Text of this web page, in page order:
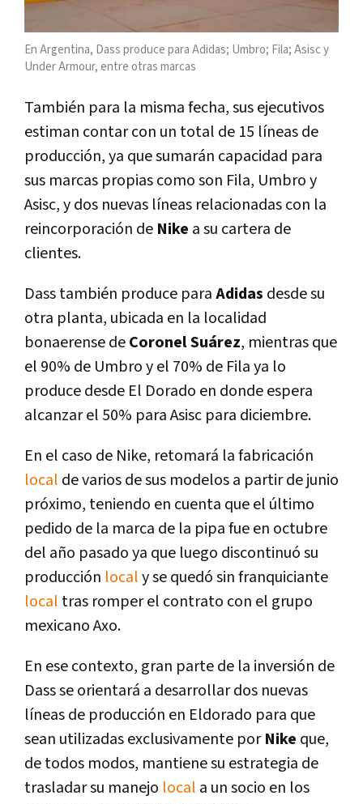
En Argentina, Dass produce para Adidas; Umbro; Fila; Asisc y
Under Armour, entre otras marcas
También para la misma fecha, sus ejecutivos
estiman contar con un total de 15 líneas de
producción, ya que sumarán capacidad para
sus marcas propias como son Fila, Umbro y
Asisc, y dos nuevas líneas relacionadas con la
reincorporación de Nike a su cartera de
clientes.
Dass también produce paraAdidas desde su
otra planta, ubicada en la localidad
bonaerense deCoronel Suárez, mientras que
el 90% de Umbro y el 70% de Fila ya lo
produce desde El Dorado en donde espera
alcanzar el 50% para Asisc para diciembre.
En el caso de Nike, retomará la fabricación
local de varios de sus modelos a partir de junio
próximo, teniendo en cuenta que el último
pedido de la marca de la pipa fue en octubre
del año pasado ya que luego discontinuó su
producción localy se quedó sin franquiciante
local tras romper el contrato con el grupo
mexicano Axo.
En ese contexto, gran parte de la inversión de
Dass se orientará a desarrollar dos nuevas
líneas de producción en Eldorado para que
sean utilizadas exclusivamente porNike que,
de todos modos, mantiene su estrategia de
trasladar su manejo local a un socio en los